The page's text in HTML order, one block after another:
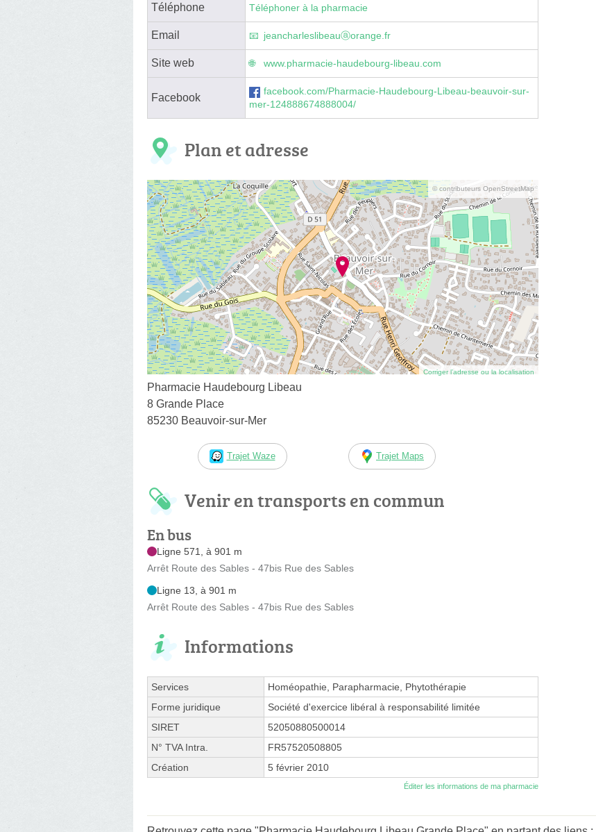
Téléphone Téléphoner à la pharmacie
Email jeancharleslibeauⓐorange.fr
Site web www.pharmacie-haudebourg-libeau.com
Facebook
facebook.com/Pharmacie-Haudebourg-Libeau-beauvoir-sur-
mer-124888674888004/
Plan et adresse
© contributeurs OpenStreetMap
Corriger l’adresse ou la localisation
Pharmacie Haudebourg Libeau
8 Grande Place
85230 Beauvoir-sur-Mer
Trajet Waze Trajet Maps
Venir en transports en commun
En bus
Ligne 571, à 901 m
Arrêt Route des Sables - 47bis Rue des Sables
Ligne 13, à 901 m
Arrêt Route des Sables - 47bis Rue des Sables
Informations
Services
Homéopathie, Parapharmacie, Phytothérapie
Forme juridique
Société d'exercice libéral à responsabilité limitée
SIRET
52050880500014
N° TVA Intra.
FR57520508805
Création
5 février 2010
Éditer les informations de ma pharmacie